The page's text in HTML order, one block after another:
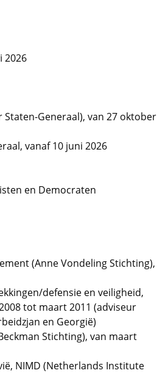
2026
Generaal), van 27 oktober
vanaf 10 juni 2026
en Democraten
(Anne Vondeling Stichting),
defensie en veiligheid,
tot maart 2011 (adviseur
en Georgië)
Stichting), van maart
NIMD (Netherlands Institute